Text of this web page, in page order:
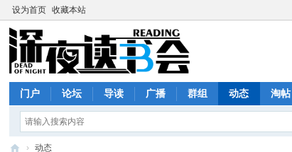
设为首页 收藏本站
门户 论坛 导读 广播 群组 动态 淘帖
› 动态